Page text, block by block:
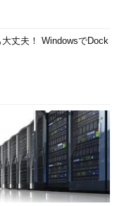
丈夫！ WindowsでDock